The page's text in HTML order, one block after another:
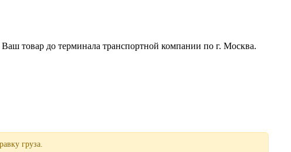
товар до терминала транспортной компании по г. Москва.
груза.